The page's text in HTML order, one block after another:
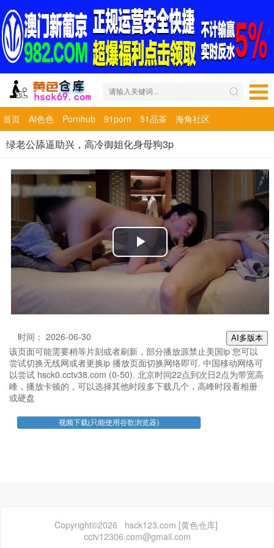
首页 AI色色 Pornhub 91porn 51品茶 海角社区
绿老公舔逼助兴，高冷御姐化身母狗3p
AI多版本
时间： 2026-06-30
该页面可能需要稍等片刻或者刷新，部分播放源禁止美国ip 您可以
尝试切换无线网或者更换ip 播放页面切换网络即可. 中国移动网络可
以尝试 hsck0.cctv38.com (0-50). 北京时间22点到次日2点为带宽高
峰，播放卡顿的，可以选择其他时段多下载几个，高峰时段看相册
或硬盘
Copyright©2026 hsck123.com [黄色仓库]
cctv12306.com@gmail.com